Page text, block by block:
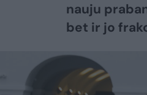
nauju
bet ir jo